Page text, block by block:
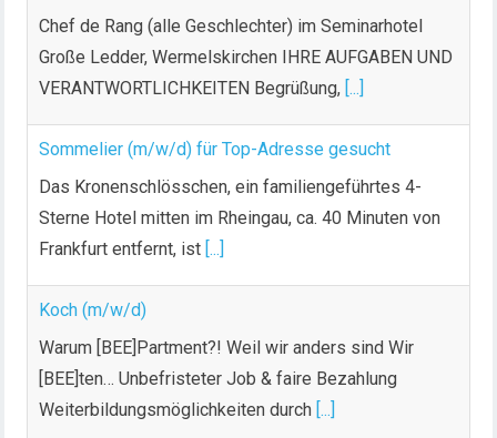
Chef de Rang (alle Geschlechter) im Seminarhotel
Große Ledder, Wermelskirchen IHRE AUFGABEN UND
VERANTWORTLICHKEITEN Begrüßung, [...]
Sommelier (m/w/d) für Top-Adresse gesucht
Das Kronenschlösschen, ein familiengeführtes 4-
Sterne Hotel mitten im Rheingau, ca. 40 Minuten von
Frankfurt entfernt, ist [...]
Koch (m/w/d)
Warum [BEE]Partment?! Weil wir anders sind Wir
[BEE]ten… Unbefristeter Job & faire Bezahlung
Weiterbildungsmöglichkeiten durch [...]